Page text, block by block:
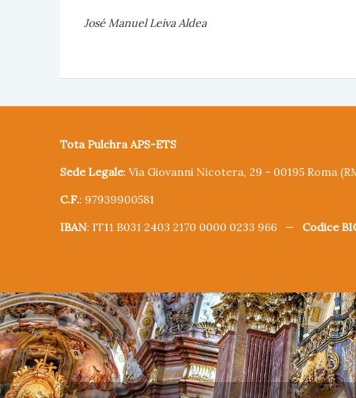
José Manuel Leiva Aldea
Tota Pulchra APS-ETS
Sede Legale: Via Giovanni Nicotera, 29 - 00195 Roma
C.F.: 97939900581
IBAN: IT11 B031 2403 2170 0000 0233 966 — Codice